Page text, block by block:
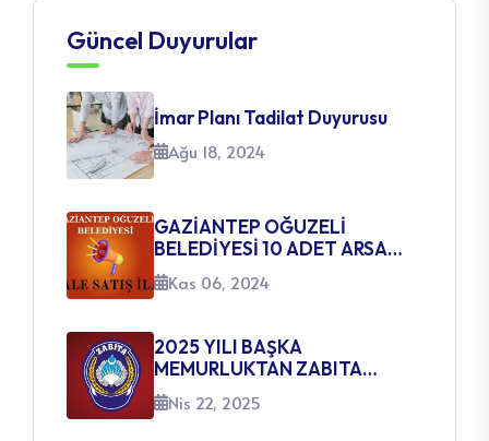
Güncel Duyurular
İmar Planı Tadilat Duyurusu
Ağu 18, 2024
GAZİANTEP OĞUZELİ
BELEDİYESİ 10 ADET ARSA
SATIŞ İHALE İLANI
Kas 06, 2024
2025 YILI BAŞKA
MEMURLUKTAN ZABITA
MEMURLUĞUNA GEÇİŞ SINAVI
AÇILACAK KADROLARA
Nis 22, 2025